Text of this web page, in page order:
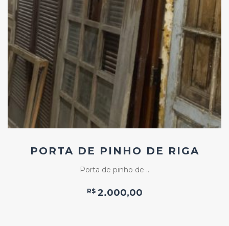
Add
ao
Favoritos
PORTA DE PINHO DE RIGA
Porta de pinho de ..
R$ 2.000,00